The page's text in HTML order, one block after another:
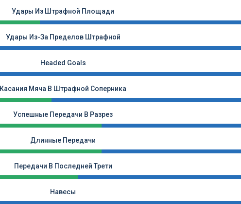
Удары Из Штрафной Площади
Удары Из-За Пределов Штрафной
Headed Goals
Касания Мяча В Штрафной Соперника
Успешные Передачи В Разрез
Длинные Передачи
Передачи В Последней Трети
Навесы